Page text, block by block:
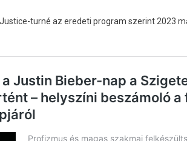
turné az eredeti program szerint 2023